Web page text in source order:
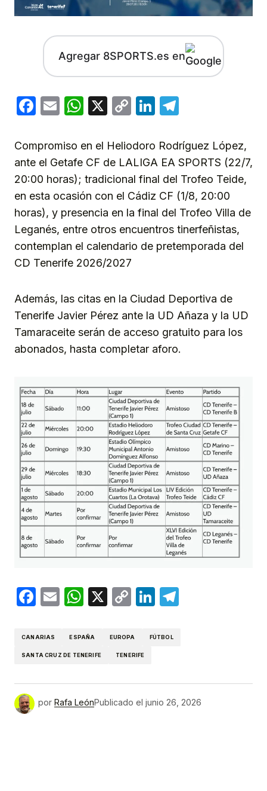
Agregar 8SPORTS.es en
Facebook
EmailWhatsApp
X
CopyLinkedIn
Compromiso en el Heliodoro Rodríguez López,
ante el Getafe CF de LALIGA EA SPORTS (22/7,
20:00 horas); tradicional final del Trofeo Teide,
en esta ocasión con el Cádiz CF (1/8, 20:00
horas), y presencia en la final del Trofeo Villa de
Leganés, entre otros encuentros tinerfeñistas,
contemplan el calendario de pretemporada del
CD Tenerife 2026/2027
Además, las citas en la Ciudad Deportiva de
Tenerife Javier Pérez ante la UD Añaza y la UD
Tamaraceite serán de acceso gratuito para los
abonados, hasta completar aforo.
Facebook
EmailWhatsApp
X
CopyLinkedIn
CANARIAS ESPAÑA EUROPA FÚTBOL
SANTA CRUZ DE TENERIFE TENERIFE
por Rafa LeónPublicado el junio 26, 2026